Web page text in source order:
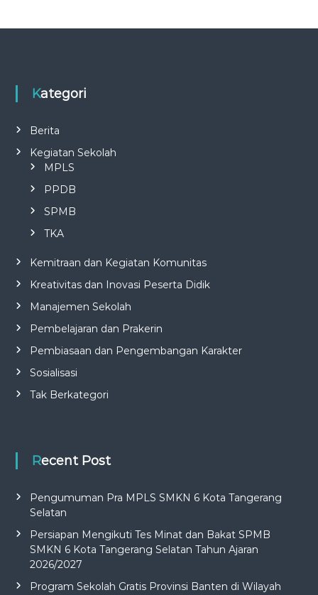
Kategori
Berita
Kegiatan Sekolah
MPLS
PPDB
SPMB
TKA
Kemitraan dan Kegiatan Komunitas
Kreativitas dan Inovasi Peserta Didik
Manajemen Sekolah
Pembelajaran dan Prakerin
Pembiasaan dan Pengembangan Karakter
Sosialisasi
Tak Berkategori
Recent Post
Pengumuman Pra MPLS SMKN 6 Kota Tangerang
Selatan
Persiapan Mengikuti Tes Minat dan Bakat SPMB
SMKN 6 Kota Tangerang Selatan Tahun Ajaran
2026/2027
Program Sekolah Gratis Provinsi Banten di Wilayah